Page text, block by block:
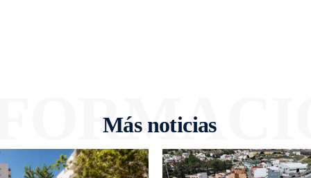
Más noticias